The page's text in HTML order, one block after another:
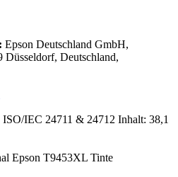
: Epson Deutschland GmbH,
Düsseldorf, Deutschland,
IEC 24711 & 24712 Inhalt: 38,1
Epson T9453XL Tinte